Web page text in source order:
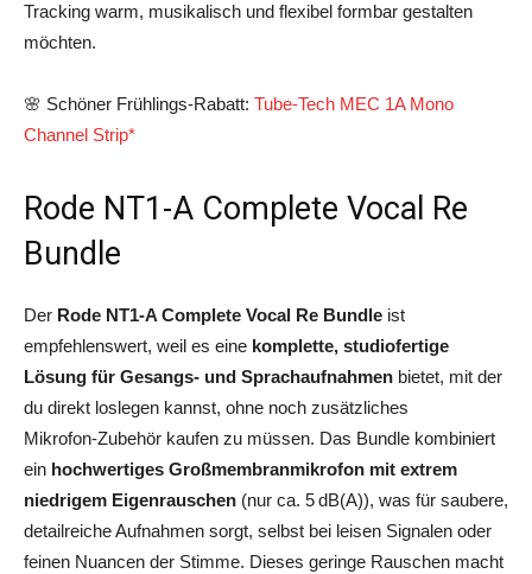
Tracking warm, musikalisch und flexibel formbar gestalten
möchten.
🌸 Schöner Frühlings-Rabatt: Tube-Tech MEC 1A Mono
Channel Strip*
Rode NT1-A Complete Vocal Re
Bundle
Der Rode NT1‑A Complete Vocal Re Bundle ist
empfehlenswert, weil es eine komplette, studiofertige
Lösung für Gesangs‑ und Sprachaufnahmen bietet, mit der
du direkt loslegen kannst, ohne noch zusätzliches
Mikrofon‑Zubehör kaufen zu müssen. Das Bundle kombiniert
ein hochwertiges Großmembranmikrofon mit extrem
niedrigem Eigenrauschen (nur ca. 5 dB(A)), was für saubere,
detailreiche Aufnahmen sorgt, selbst bei leisen Signalen oder
feinen Nuancen der Stimme. Dieses geringe Rauschen macht